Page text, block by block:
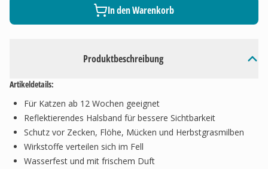
Produktbeschreibung
Artikeldetails:
Für Katzen ab 12 Wochen geeignet
Reflektierendes Halsband für bessere Sichtbarkeit
Schutz vor Zecken, Flöhe, Mücken und Herbstgrasmilben
Wirkstoffe verteilen sich im Fell
Wasserfest und mit frischem Duft
In den Warenkorb